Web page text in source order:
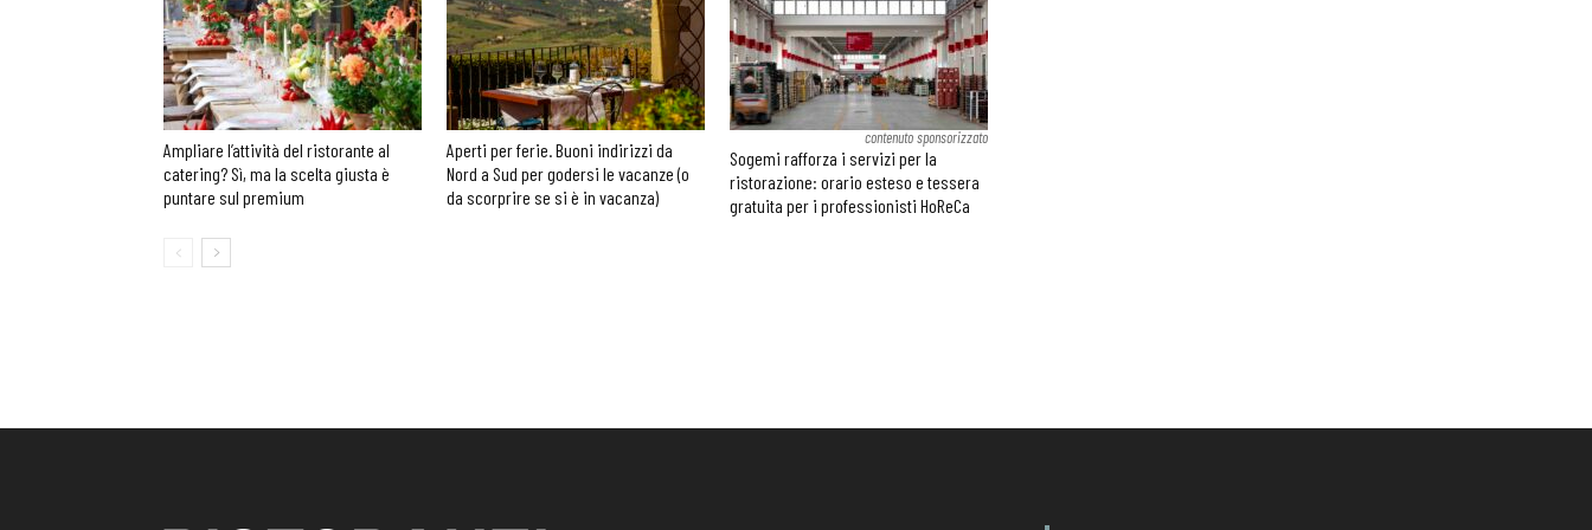
Ampliare l’attività del ristorante al
catering? Sì, ma la scelta giusta è
puntare sul premium
Aperti per ferie. Buoni indirizzi da
Nord a Sud per godersi le vacanze (o
da scorprire se si è in vacanza)
contenuto sponsorizzato
Sogemi rafforza i servizi per la
ristorazione: orario esteso e tessera
gratuita per i professionisti HoReCa